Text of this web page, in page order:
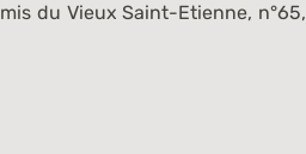
du Vieux Saint-Etienne, n°65,